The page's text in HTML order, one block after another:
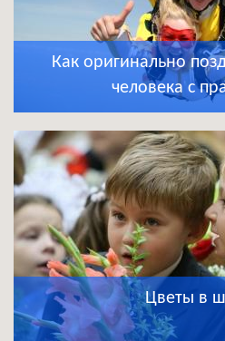
Как оригинально
человека с
Цветы в